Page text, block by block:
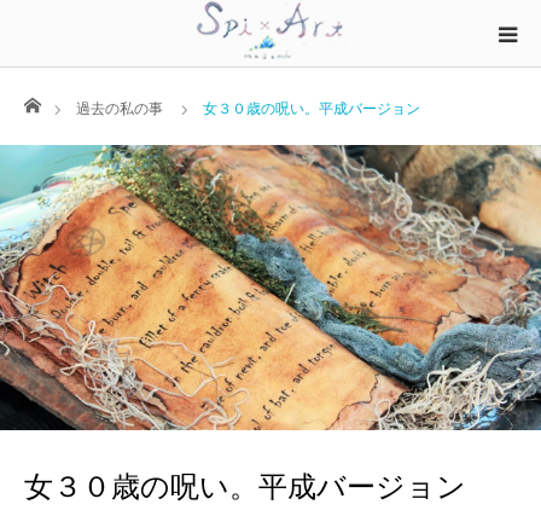
ホーム過去の私の事 女３０歳の呪い。平成バージョン
女３０歳の呪い。平成バージョン